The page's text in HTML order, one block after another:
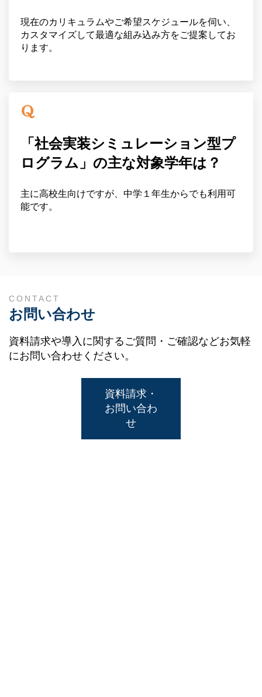
現在のカリキュラムやご希望スケジュールを伺い、
カスタマイズして最適な組み込み方をご提案してお
ります。
「社会実装シミュレーション型プ
ログラム」の主な対象学年は？
主に高校生向けですが、中学１年生からでも利用可
能です。
CONTACT
お問い合わせ
資料請求や導入に関するご質問・ご確認などお気軽
にお問い合わせください。
資料請求・
お問い合わ
せ